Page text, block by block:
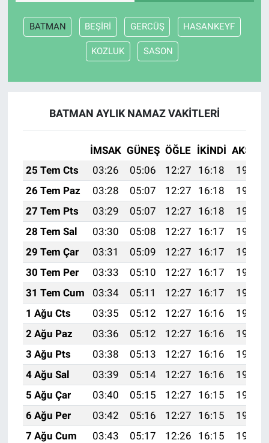
BATMAN BEŞİRİ GERCÜŞ HASANKEYF
KOZLUK SASON
BATMAN AYLIK NAMAZ VAKITLERI
İMSAK GÜNEŞ ÖĞLE İKINDI AKŞAM
25 Tem Cts
03:26 05:06 12:27 16:18
19:38
26 Tem Paz
03:28 05:07 12:27 16:18
19:38
27 Tem Pts
03:29 05:07 12:27 16:18
19:37
28 Tem Sal
03:30 05:08 12:27 16:17
19:36
29 Tem Çar
03:31 05:09 12:27 16:17
19:35
30 Tem Per
03:33 05:10 12:27 16:17
19:34
31 Tem Cum
03:34 05:11 12:27 16:17
19:33
1 Ağu Cts
03:35 05:12 12:27 16:16
19:32
2 Ağu Paz
03:36 05:12 12:27 16:16
19:31
3 Ağu Pts
03:38 05:13 12:27 16:16
19:30
4 Ağu Sal
03:39 05:14 12:27 16:16
19:29
5 Ağu Çar
03:40 05:15 12:27 16:15
19:28
6 Ağu Per
03:42 05:16 12:27 16:15
19:27
7 Ağu Cum
03:43 05:17 12:26 16:15
19:26